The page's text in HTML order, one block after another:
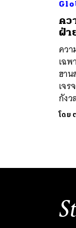
คว
ฝ่า
คว
เฉ
ฮา
เจ
กัง
โดย